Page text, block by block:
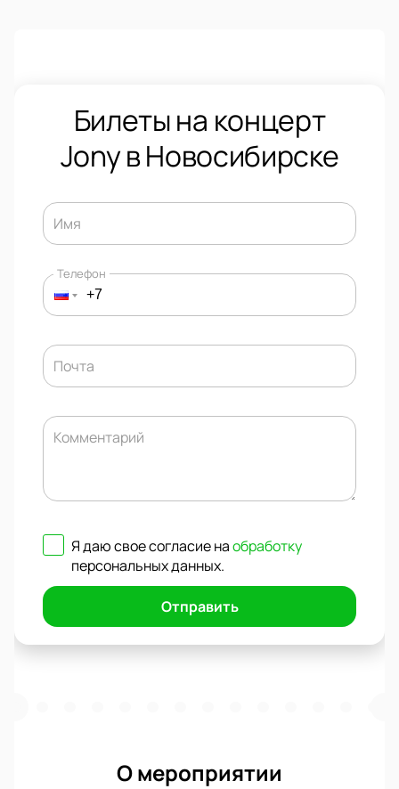
Билеты на концерт
Jony в Новосибирске
Имя
Телефон
Почта
Комментарий
Я даю свое согласие наобработку
персональных данных.
Отправить
О мероприятии